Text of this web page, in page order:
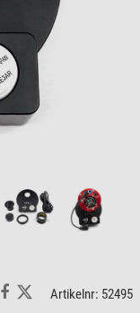
Artikelnr: 52495